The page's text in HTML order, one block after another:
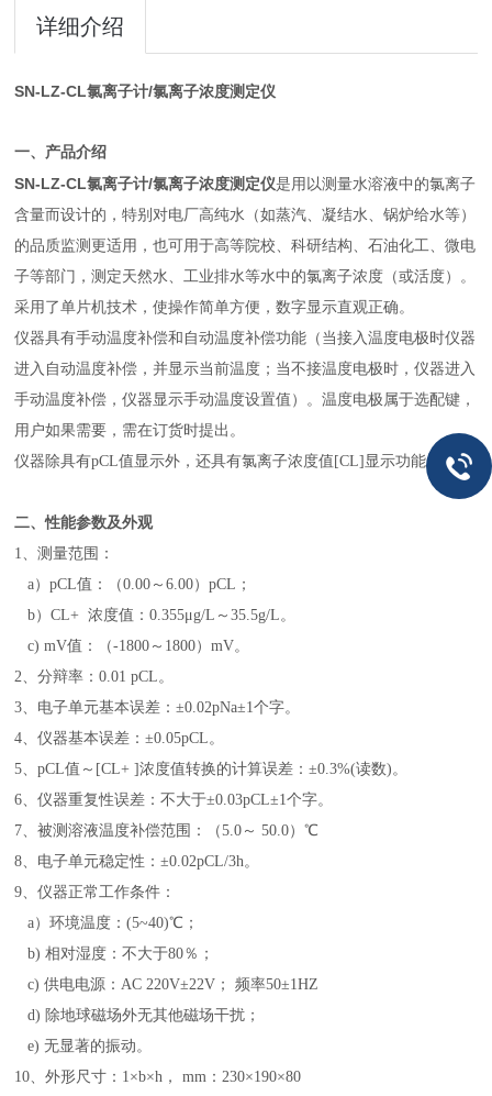
详细介绍
SN-LZ-CL氯离子计/氯离子浓度测定仪
一、产品介绍
SN-LZ-CL氯离子计/氯离子浓度测定仪是用以测量水溶液中的氯离子
含量而设计的，特别对电厂高纯水（如蒸汽、凝结水、锅炉给水等）
的品质监测更适用，也可用于高等院校、科研结构、石油化工、微电
子等部门，测定天然水、工业排水等水中的氯离子浓度（或活度）。
采用了单片机技术，使操作简单方便，数字显示直观正确。
仪器具有手动温度补偿和自动温度补偿功能（当接入温度电极时仪器
进入自动温度补偿，并显示当前温度；当不接温度电极时，仪器进入
手动温度补偿，仪器显示手动温度设置值）。温度电极属于选配键，
用户如果需要，需在订货时提出。
仪器除具有pCL值显示外，还具有氯离子浓度值[CL]显示功能。
二、性能参数及外观
1、测量范围：
a）pCL值：（0.00～6.00）pCL；
b）CL+ 浓度值：0.355μg/L～35.5g/L。
c) mV值：（-1800～1800）mV。
2、分辩率：0.01 pCL。
3、电子单元基本误差：±0.02pNa±1个字。
4、仪器基本误差：±0.05pCL。
5、pCL值～[CL+ ]浓度值转换的计算误差：±0.3%(读数)。
6、仪器重复性误差：不大于±0.03pCL±1个字。
7、被测溶液温度补偿范围：（5.0～ 50.0）℃
8、电子单元稳定性：±0.02pCL/3h。
9、仪器正常工作条件：
a）环境温度：(5~40)℃；
b) 相对湿度：不大于80％；
c) 供电电源：AC 220V±22V； 频率50±1HZ
d) 除地球磁场外无其他磁场干扰；
e) 无显著的振动。
10、外形尺寸：1×b×h， mm：230×190×80